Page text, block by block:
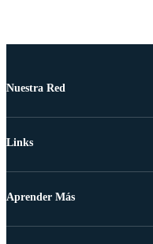
Nuestra Red
Links
Aprender Más